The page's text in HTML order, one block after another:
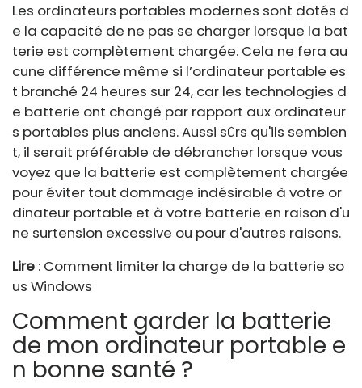
Les ordinateurs portables modernes sont dotés d
e la capacité de ne pas se charger lorsque la bat
terie est complètement chargée. Cela ne fera au
cune différence même si l’ordinateur portable es
t branché 24 heures sur 24, car les technologies d
e batterie ont changé par rapport aux ordinateur
s portables plus anciens. Aussi sûrs qu'ils semblen
t, il serait préférable de débrancher lorsque vous
voyez que la batterie est complètement chargée
pour éviter tout dommage indésirable à votre or
dinateur portable et à votre batterie en raison d'u
ne surtension excessive ou pour d'autres raisons.
Lire : Comment limiter la charge de la batterie so
us Windows
Comment garder la batterie
de mon ordinateur portable e
n bonne santé ?